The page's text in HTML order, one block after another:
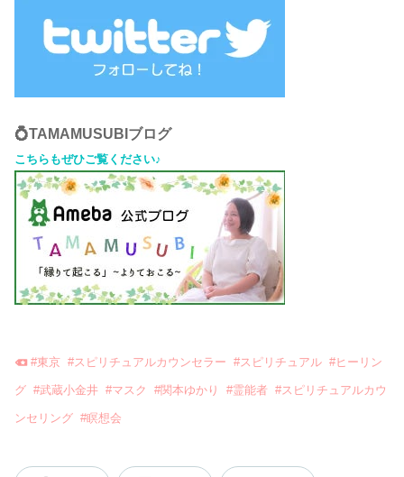
💍TAMAMUSUBIブログ
こちらもぜひご覧ください♪
#東京 #スピリチュアルカウンセラー #スピリチュアル #ヒーリン
グ #武蔵小金井 #マスク #関本ゆかり #霊能者 #スピリチュアルカウ
ンセリング #瞑想会